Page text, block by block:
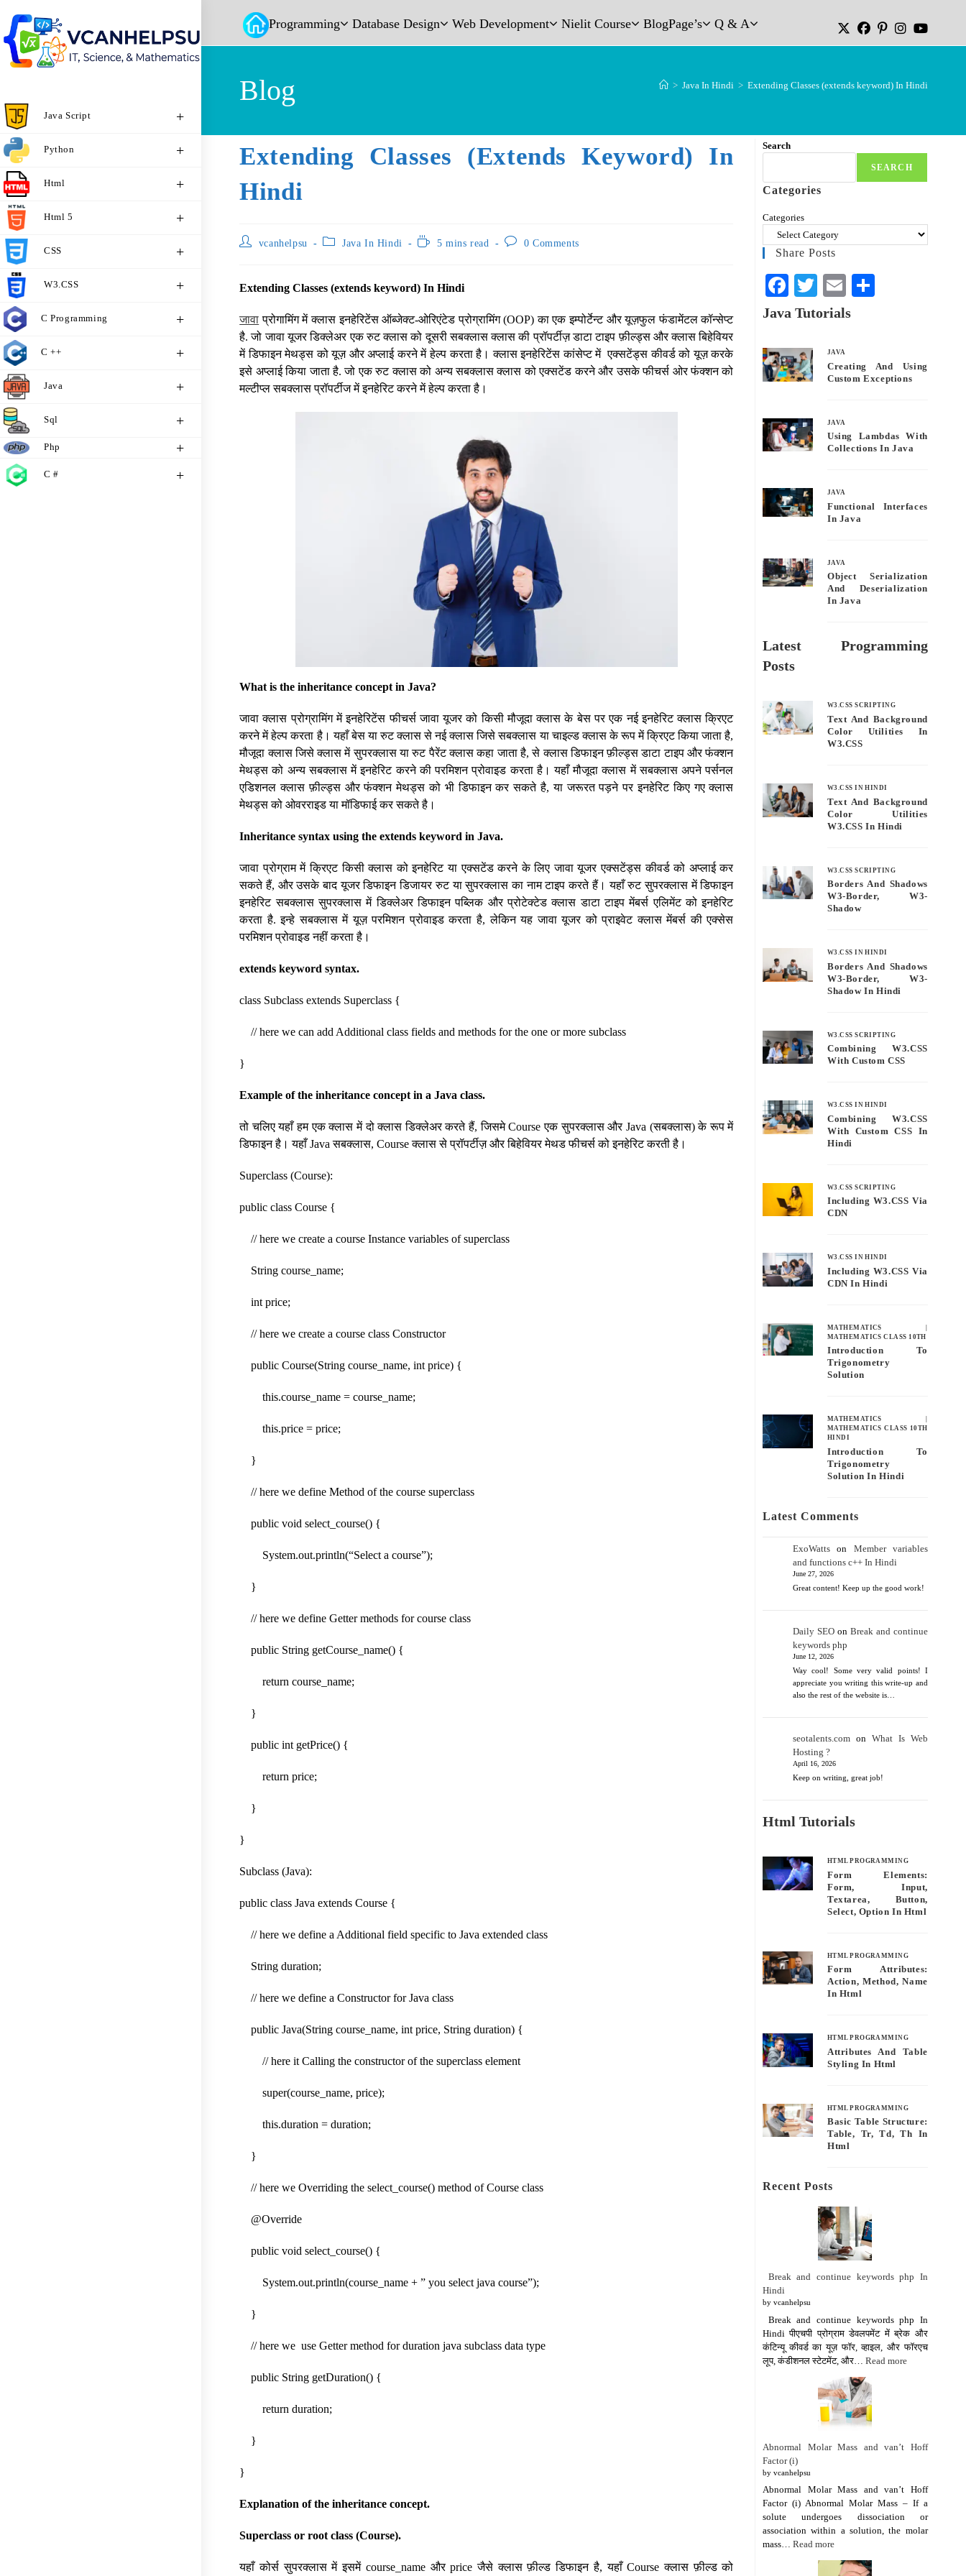
Programming Database Design Web Development Nielit Course BlogPage’s Q & A
Java Script
Python
Html
Html 5
CSS
W3.CSS
C Programming
C ++
Java
Sql
Php
C #
Blog > Java In Hindi > Extending Classes (extends keyword) In Hindi
Extending Classes (extends Keyword) In
Hindi
vcanhelpsu Java In Hindi 5 mins read 0 Comments
Extending Classes (extends keyword) In Hindi
जावा प्रोगामिंग में क्लास इनहेरिटेंस ऑब्जेक्ट-ओरिएंटेड प्रोग्रामिंग (OOP) का एक इम्पोर्टेन्ट और यूज़फुल फंडामेंटल कॉन्सेप्ट
है. जो जावा यूजर डिक्लेअर एक रुट क्लास को दूसरी सबक्लास क्लास की प्रॉपर्टीज़ डाटा टाइप फ़ील्ड्स और क्लास बिहेवियर
में डिफाइन मेथड्स को यूज़ और अप्लाई करने में हेल्प करता है। क्लास इनहेरिटेंस कांसेप्ट में एक्सटेंड्स कीवर्ड को यूज़ करके
इसे अप्लाई किया जाता है. जो एक रुट क्लास को अन्य सबक्लास क्लास को एक्सटेंड करने और उसके फीचर्स ओर फंक्शन को
मल्टीप्ल सबक्लास प्रॉपर्टीज में इनहेरिट करने में हेल्प करता है।
What is the inheritance concept in Java?
जावा क्लास प्रोग्रामिंग में इनहेरिटेंस फीचर्स जावा यूजर को किसी मौजूदा क्लास के बेस पर एक नई इनहेरिट क्लास क्रिएट
करने में हेल्प करता है। यहाँ बेस या रुट क्लास से नई क्लास जिसे सबक्लास या चाइल्ड क्लास के रूप में क्रिएट किया जाता है,
मौजूदा क्लास जिसे क्लास में सुपरक्लास या रुट पैरेंट क्लास कहा जाता है, से क्लास डिफाइन फ़ील्ड्स डाटा टाइप और फंक्शन
मेथड्स को अन्य सबक्लास में इनहेरिट करने की परमिशन प्रोवाइड करता है। यहाँ मौजूदा क्लास में सबक्लास अपने पर्सनल
एडिशनल क्लास फ़ील्ड्स और फंक्शन मेथड्स को भी डिफाइन कर सकते है, या जरूरत पड़ने पर इनहेरिट किए गए क्लास
मेथड्स को ओवरराइड या मॉडिफाई कर सकते है।
Inheritance syntax using the extends keyword in Java.
जावा प्रोग्राम में क्रिएट किसी क्लास को इनहेरिट या एक्सटेंड करने के लिए जावा यूजर एक्सटेंड्स कीवर्ड को अप्लाई कर
सकते हैं, और उसके बाद यूजर डिफाइन डिजायर रुट या सुपरक्लास का नाम टाइप करते हैं। यहाँ रुट सुपरक्लास में डिफाइन
इनहेरिट सबक्लास सुपरक्लास में डिक्लेअर डिफाइन पब्लिक और प्रोटेक्टेड क्लास डाटा टाइप मेंबर्स एलिमेंट को इनहेरिट
करता है. इन्हे सबक्लास में यूज़ परमिशन प्रोवाइड करता है, लेकिन यह जावा यूजर को प्राइवेट क्लास मेंबर्स की एक्सेस
परमिशन प्रोवाइड नहीं करता है।
extends keyword syntax.
class Subclass extends Superclass {
// here we can add Additional class fields and methods for the one or more subclass
}
Example of the inheritance concept in a Java class.
तो चलिए यहाँ हम एक क्लास में दो क्लास डिक्लेअर करते हैं, जिसमे Course एक सुपरक्लास और Java (सबक्लास) के रूप में
डिफाइन है। यहाँ Java सबक्लास, Course क्लास से प्रॉपर्टीज़ और बिहेवियर मेथड फीचर्स को इनहेरिट करती है।
Superclass (Course):
public class Course {
// here we create a course Instance variables of superclass
String course_name;
int price;
// here we create a course class Constructor
public Course(String course_name, int price) {
this.course_name = course_name;
this.price = price;
}
// here we define Method of the course superclass
public void select_course() {
System.out.println(“Select a course”);
}
// here we define Getter methods for course class
public String getCourse_name() {
return course_name;
}
public int getPrice() {
return price;
}
}
Subclass (Java):
public class Java extends Course {
// here we define a Additional field specific to Java extended class
String duration;
// here we define a Constructor for Java class
public Java(String course_name, int price, String duration) {
// here it Calling the constructor of the superclass element
super(course_name, price);
this.duration = duration;
}
// here we Overriding the select_course() method of Course class
@Override
public void select_course() {
System.out.println(course_name + ” you select java course”);
}
// here we use Getter method for duration java subclass data type
public String getDuration() {
return duration;
}
}
Explanation of the inheritance concept.
Superclass or root class (Course).
यहाँ कोर्स सुपरक्लास में इसमें course_name और price जैसे क्लास फ़ील्ड डिफाइन है, यहाँ Course क्लास फ़ील्ड को
Search
SEARCH
Categories
Categories
Share Posts
Fa
ce
ok
T
wi
E
m
Java Tutorials
JAVA
Creating And Using
Custom Exceptions
JAVA
Using Lambdas With
Collections In Java
JAVA
Functional Interfaces
In Java
JAVA
Object Serialization
And Deserialization
In Java
Latest Programming
Posts
W3.CSS SCRIPTING
Text And Background
Color Utilities In
W3.CSS
W3.CSS IN HINDI
Text And Background
Color Utilities
W3.CSS In Hindi
W3.CSS SCRIPTING
Borders And Shadows
W3-Border, W3-
Shadow
W3.CSS IN HINDI
Borders And Shadows
W3-Border, W3-
Shadow In Hindi
W3.CSS SCRIPTING
Combining W3.CSS
With Custom CSS
W3.CSS IN HINDI
Combining W3.CSS
With Custom CSS In
Hindi
W3.CSS SCRIPTING
Including W3.CSS Via
CDN
W3.CSS IN HINDI
Including W3.CSS Via
CDN In Hindi
MATHEMATICS
MATHEMATICS CLASS 10TH
Introduction To
Trigonometry
Solution
MATHEMATICS
MATHEMATICS CLASS 10TH
HINDI
Introduction To
Trigonometry
Solution In Hindi
Latest Comments
ExoWatts on Member variables
and functions c++ In Hindi
June 27, 2026
Great content! Keep up the good work!
Daily SEO on Break and continue
keywords php
June 12, 2026
Way cool! Some very valid points! I
appreciate you writing this write-up and
also the rest of the website is…
seotalents.com onWhat Is Web
Hosting ?
April 16, 2026
Keep on writing, great job!
Html Tutorials
HTML PROGRAMMING
Form Elements:
Form, Input,
Textarea, Button,
Select, Option In Html
HTML PROGRAMMING
Form Attributes:
Action, Method, Name
In Html
HTML PROGRAMMING
Attributes And Table
Styling In Html
HTML PROGRAMMING
Basic Table Structure:
Table, Tr, Td, Th In
Html
Recent Posts
Break and continue keywords php In
Hindi
by vcanhelpsu
Break and continue keywords php In
Hindi पीएचपी प्रोग्राम डेवलपमेंट में ब्रेक और
कंटिन्यू कीवर्ड का यूज़ फॉर, व्हाइल, और फॉरएच
लूप, कंडीशनल स्टेटमेंट, और… Read more
Abnormal Molar Mass and van’t Hoff
Factor (i)
by vcanhelpsu
Abnormal Molar Mass and van’t Hoff
Factor (i) Abnormal Molar Mass – If a
solute undergoes dissociation or
association within a solution, the molar
mass… Read more